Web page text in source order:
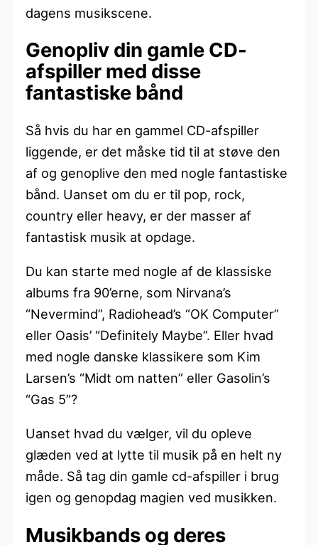
dagens musikscene.
Genopliv din gamle CD-
afspiller med disse
fantastiske bånd
Så hvis du har en gammel CD-afspiller
liggende, er det måske tid til at støve den
af og genoplive den med nogle fantastiske
bånd. Uanset om du er til pop, rock,
country eller heavy, er der masser af
fantastisk musik at opdage.
Du kan starte med nogle af de klassiske
albums fra 90’erne, som Nirvana’s
“Nevermind”, Radiohead’s “OK Computer”
eller Oasis’ “Definitely Maybe”. Eller hvad
med nogle danske klassikere som Kim
Larsen’s “Midt om natten” eller Gasolin’s
“Gas 5”?
Uanset hvad du vælger, vil du opleve
glæden ved at lytte til musik på en helt ny
måde. Så tag din gamle cd-afspiller i brug
igen og genopdag magien ved musikken.
Musikbands og deres